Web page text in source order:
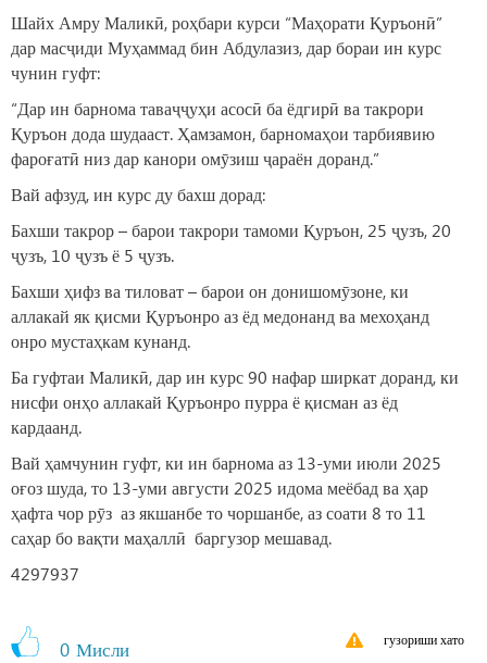
Шайх Амру Маликӣ, роҳбари курси “Маҳорати Қуръонӣ”
дар масҷиди Муҳаммад бин Абдулазиз, дар бораи ин курс
чунин гуфт:
“Дар ин барнома таваҷҷуҳи асосӣ ба ёдгирӣ ва такрори
Қуръон дода шудааст. Ҳамзамон, барномаҳои тарбиявию
фароғатӣ низ дар канори омӯзиш ҷараён доранд.”
Вай афзуд, ин курс ду бахш дорад:
Бахши такрор – барои такрори тамоми Қуръон, 25 ҷузъ, 20
ҷузъ, 10 ҷузъ ё 5 ҷузъ.
Бахши ҳифз ва тиловат – барои он донишомӯзоне, ки
аллакай як қисми Қуръонро аз ёд медонанд ва мехоҳанд
онро мустаҳкам кунанд.
Ба гуфтаи Маликӣ, дар ин курс 90 нафар ширкат доранд, ки
нисфи онҳо аллакай Қуръонро пурра ё қисман аз ёд
кардаанд.
Вай ҳамчунин гуфт, ки ин барнома аз 13-уми июли 2025
оғоз шуда, то 13-уми августи 2025 идома меёбад ва ҳар
ҳафта чор рӯз аз якшанбе то чоршанбе, аз соати 8 то 11
саҳар бо вақти маҳаллӣ баргузор мешавад.
4297937
0 Мисли гузориши хато